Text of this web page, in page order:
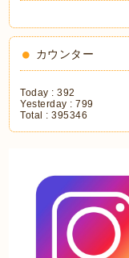
カウンター
Today :392
Yesterday :799
Total :395346